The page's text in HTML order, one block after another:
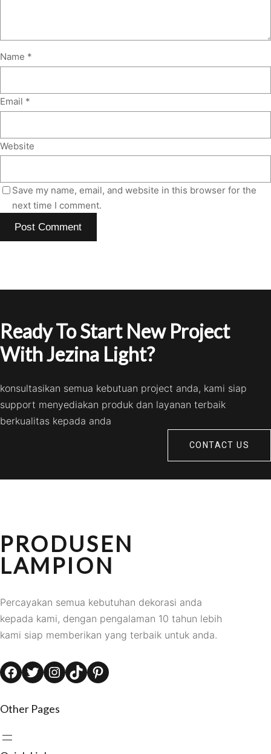
Name *
Email *
Website
Save my name, email, and website in this browser for the
next time I comment.
Ready To Start New Project
With Jezina Light?
konsultasikan semua kebutuan project anda, kami siap
support menyediakan produk dan layanan terbaik
berkualitas kepada anda
CONTACT US
PRODUSEN
LAMPION
Percayakan semua kebutuhan dekorasi anda
kepada kami, dengan pengalaman 10 tahun lebih
kami siap memberikan yang terbaik untuk anda.
Facebook Twitter Instagram TikTok Pinterest
Other Pages